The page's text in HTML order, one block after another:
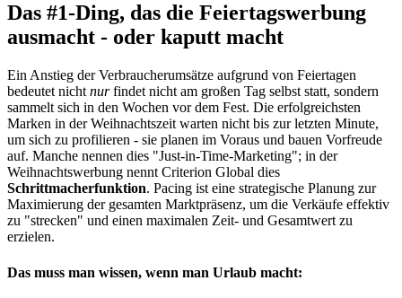
Das #1-Ding, das die Feiertagswerbung
ausmacht - oder kaputt macht
Ein Anstieg der Verbraucherumsätze aufgrund von Feiertagen
bedeutet nicht nurfindet nicht am großen Tag selbst statt, sondern
sammelt sich in den Wochen vor dem Fest. Die erfolgreichsten
Marken in der Weihnachtszeit warten nicht bis zur letzten Minute,
um sich zu profilieren - sie planen im Voraus und bauen Vorfreude
auf. Manche nennen dies "Just-in-Time-Marketing"; in der
Weihnachtswerbung nennt Criterion Global dies
Schrittmacherfunktion. Pacing ist eine strategische Planung zur
Maximierung der gesamten Marktpräsenz, um die Verkäufe effektiv
zu "strecken" und einen maximalen Zeit- und Gesamtwert zu
erzielen.
Das muss man wissen, wenn man Urlaub macht: